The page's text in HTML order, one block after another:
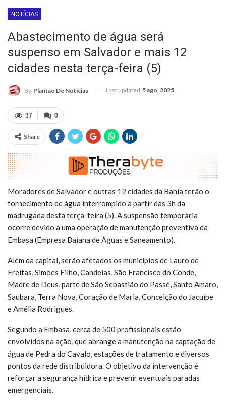
NOTÍCIAS
Abastecimento de água será
suspenso em Salvador e mais 12
cidades nesta terça-feira (5)
By Plantão De Notícias Last updated 5 ago, 2025
0
37
Share
Moradores de Salvador e outras 12 cidades da Bahia terão o
fornecimento de água interrompido a partir das 3h da
madrugada desta terça-feira (5). A suspensão temporária
ocorre devido a uma operação de manutenção preventiva da
Embasa (Empresa Baiana de Águas e Saneamento).
Além da capital, serão afetados os municípios de Lauro de
Freitas, Simões Filho, Candeias, São Francisco do Conde,
Madre de Deus, parte de São Sebastião do Passé, Santo Amaro,
Saubara, Terra Nova, Coração de Maria, Conceição do Jacuípe
e Amélia Rodrigues.
Segundo a Embasa, cerca de 500 profissionais estão
envolvidos na ação, que abrange a manutenção na captação de
água de Pedra do Cavalo, estações de tratamento e diversos
pontos da rede distribuidora. O objetivo da intervenção é
reforçar a segurança hídrica e prevenir eventuais paradas
emergenciais.